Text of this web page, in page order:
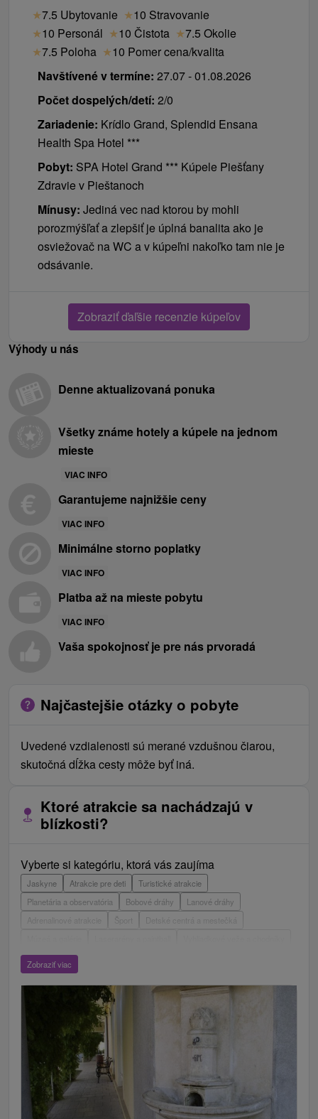
★7.5 Ubytovanie ★10 Stravovanie
★10 Personál ★10 Čistota ★7.5 Okolie
★7.5 Poloha ★10 Pomer cena/kvalita
Navštívené v termíne: 27.07 - 01.08.2026
Počet dospelých/detí: 2/0
Zariadenie: Krídlo Grand, Splendid Ensana
Health Spa Hotel ***
Pobyt: SPA Hotel Grand *** Kúpele Piešťany
Zdravie v Pieštanoch
Mínusy: Jediná vec nad ktorou by mohli
porozmýšľať a zlepšiť je úplná banalita ako je
osviežovač na WC a v kúpeľni nakoľko tam nie je
odsávanie.
Zobraziť ďaľšie recenzie kúpeľov
Výhody u nás
Denne aktualizovaná ponuka
Všetky známe hotely a kúpele na jednom
mieste
VIAC INFO
Garantujeme najnižšie ceny
VIAC INFO
Minimálne storno poplatky
VIAC INFO
Platba až na mieste pobytu
VIAC INFO
Vaša spokojnosť je pre nás prvoradá
Najčastejšie otázky o pobyte
Uvedené vzdialenosti sú merané vzdušnou čiarou,
skutočná dĺžka cesty môže byť iná.
Ktoré atrakcie sa nachádzajú v
blízkosti?
Vyberte si kategóriu, ktorá vás zaujíma
Jaskyne Atrakcie pre deti
Turistické atrakcie
Planetária a observatória
Bobové dráhy
Lanové dráhy
Adrenalinové atrakcie
Detské centrá a mestečká
ZOO a zvieracie farmy
Mestské a zámocké parky
Jazerá, plesá, vodné nádrže
Technické pamiatky
Pamätníky
Drevené kostolíky Hrady, zámky, zrúcaniny
Aquaparky, kúpaliská
Jazda na koni
Túry a turistické chodníky
Horské chaty
Plte, rafting, splavy
Architektonické stavby
Golfové ihriská
Motokárové dráhy
Amfiteátre a kiná v prírode
Vínne cesty
Zobraziť viac